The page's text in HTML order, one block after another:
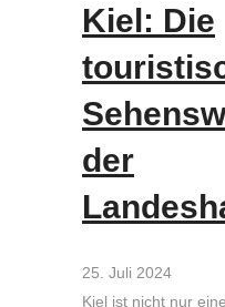
Kiel: Die
der
25. Juli 2024
Kiel ist nicht nur